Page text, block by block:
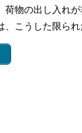
荷物の出し入れ
こうした限ら